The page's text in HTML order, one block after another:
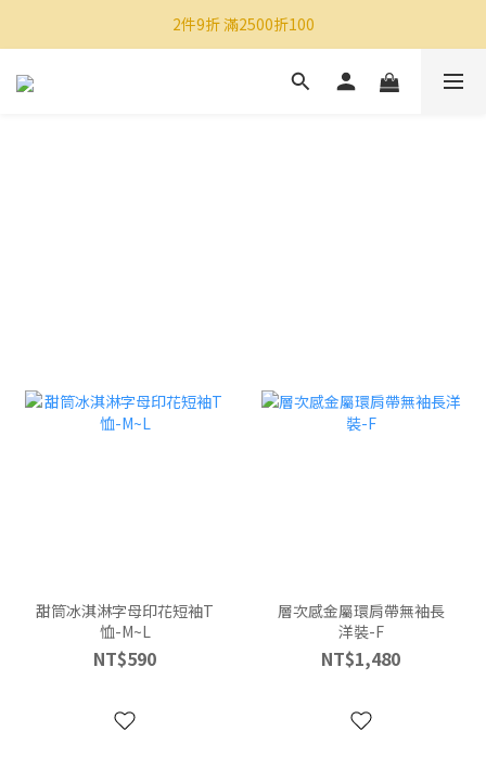
2件9折 滿2500折100
甜筒冰淇淋字母印花短袖T
恤-M~L
NT$590
層次感金屬環肩帶無袖長
洋裝-F
NT$1,480